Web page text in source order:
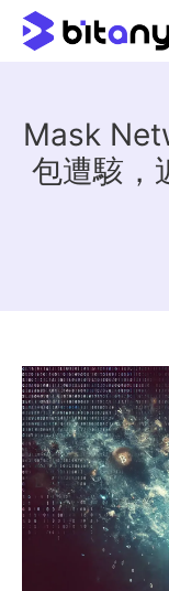
Mask
包遭駭，